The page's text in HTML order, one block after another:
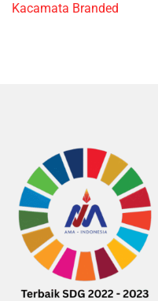
Kacamata Branded